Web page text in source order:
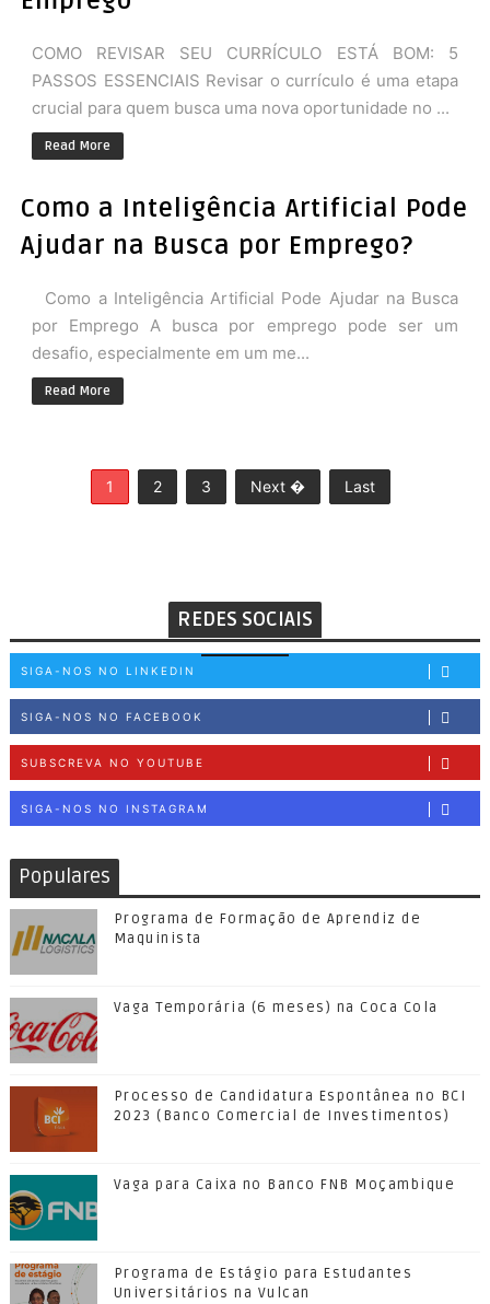
COMO REVISAR SEU CURRÍCULO ESTÁ BOM: 5
PASSOS ESSENCIAIS Revisar o currículo é uma etapa
crucial para quem busca uma nova oportunidade no ...
Read More
Como a Inteligência Artificial Pode
Ajudar na Busca por Emprego?
Como a Inteligência Artificial Pode Ajudar na Busca
por Emprego A busca por emprego pode ser um
desafio, especialmente em um me...
Read More
1 2 3 Next � Last
REDES SOCIAIS
SIGA-NOS NO LINKEDIN
SIGA-NOS NO FACEBOOK
SUBSCREVA NO YOUTUBE
SIGA-NOS NO INSTAGRAM
Populares
Programa de Formação de Aprendiz de
Maquinista
Vaga Temporária (6 meses) na Coca Cola
Processo de Candidatura Espontânea no BCI
2023 (Banco Comercial de Investimentos)
Vaga para Caixa no Banco FNB Moçambique
Programa de Estágio para Estudantes
Universitários na Vulcan